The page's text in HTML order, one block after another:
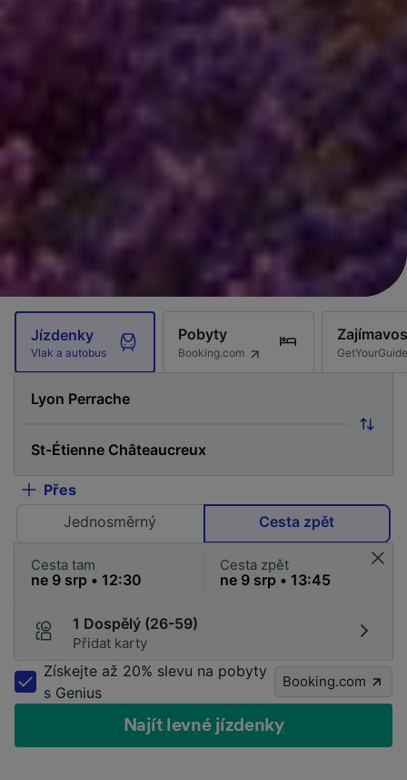
Jízdenky
Vlak a autobus
Pobyty
Booking.com GetYourGuide
Přes
Jednosměrný
Cesta zpět
Cesta tam Cesta zpět
1 Dospělý (26-59)
Přidat karty
Získejte až 20% slevu na pobyty
s Genius
Booking.com
Najít levné jízdenky